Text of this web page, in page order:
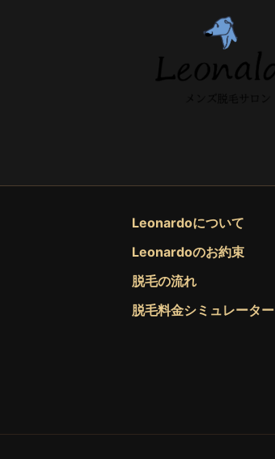
Leonardoについて
Leonardoのお約束
脱毛の流れ
脱毛料金シミュレーター